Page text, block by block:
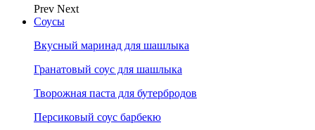
Prev Next
Соусы
Вкусный маринад для шашлыка
Гранатовый соус для шашлыка
Творожная паста для бутербродов
Персиковый соус барбекю